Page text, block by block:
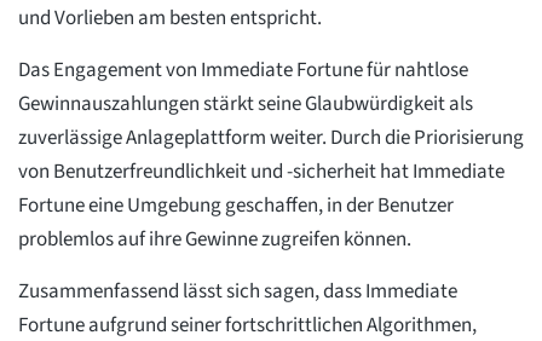
und Vorlieben am besten entspricht.
Das Engagement von Immediate Fortune für nahtlose
Gewinnauszahlungen stärkt seine Glaubwürdigkeit als
zuverlässige Anlageplattform weiter. Durch die Priorisierung
von Benutzerfreundlichkeit und -sicherheit hat Immediate
Fortune eine Umgebung geschaffen, in der Benutzer
problemlos auf ihre Gewinne zugreifen können.
Zusammenfassend lässt sich sagen, dass Immediate
Fortune aufgrund seiner fortschrittlichen Algorithmen,